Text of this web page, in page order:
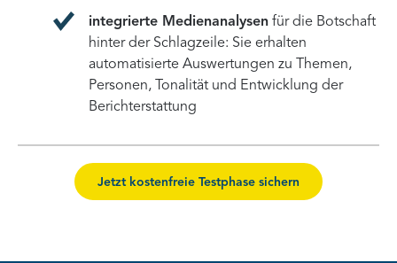
integrierte Medienanalysen für die Botschaft
hinter der Schlagzeile: Sie erhalten
automatisierte Auswertungen zu Themen,
Personen, Tonalität und Entwicklung der
Berichterstattung
Jetzt kostenfreie Testphase sichern